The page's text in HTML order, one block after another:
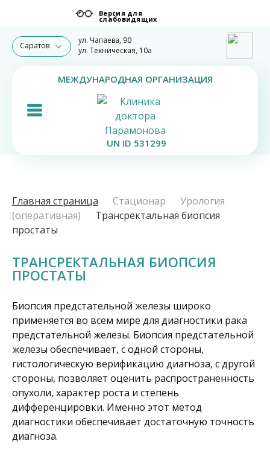
Саратов
ул. Чапаева, 90
ул. Техническая, 10а
МЕЖДУНАРОДНАЯ ОРГАНИЗАЦИЯ
UN ID 531299
Главная страница Стационар
Урология
(оперативная)
Трансректальная биопсия
простаты
ТРАНСРЕКТАЛЬНАЯ БИОПСИЯ
ПРОСТАТЫ
Биопсия предстательной железы широко
применяется во всем мире для диагностики рака
предстательной железы. Биопсия предстательной
железы обеспечивает, с одной стороны,
гистологическую верификацию диагноза, с другой
стороны, позволяет оценить распространенность
опухоли, характер роста и степень
дифференцировки. Именно этот метод
диагностики обеспечивает достаточную точность
диагноза.